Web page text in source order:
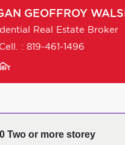
GEOFFROY
Real Estate Broker
Cell. : 819-461-1496
Two or more storey